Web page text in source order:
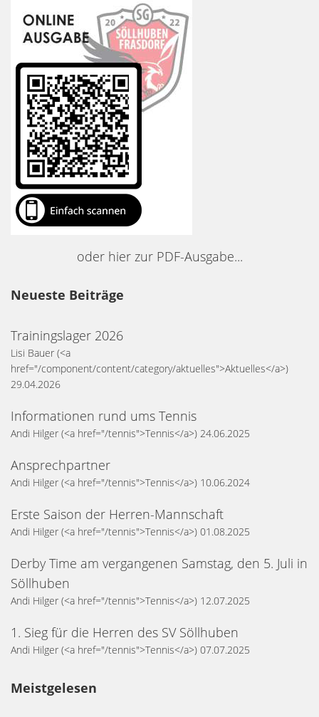
oder hier zur PDF-Ausgabe...
Neueste Beiträge
Trainingslager 2026
Lisi Bauer (<a
href="/component/content/category/aktuelles">Aktuelles</a>)
29.04.2026
Informationen rund ums Tennis
Andi Hilger (<a href="/tennis">Tennis</a>) 24.06.2025
Ansprechpartner
Andi Hilger (<a href="/tennis">Tennis</a>) 10.06.2024
Erste Saison der Herren-Mannschaft
Andi Hilger (<a href="/tennis">Tennis</a>) 01.08.2025
Derby Time am vergangenen Samstag, den 5. Juli in
Söllhuben
Andi Hilger (<a href="/tennis">Tennis</a>) 12.07.2025
1. Sieg für die Herren des SV Söllhuben
Andi Hilger (<a href="/tennis">Tennis</a>) 07.07.2025
Meistgelesen